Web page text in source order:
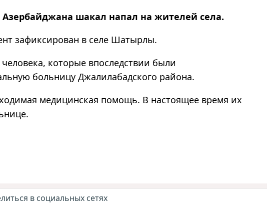
шакал напал на жителей села.
зафиксирован в селе Шатырлы.
которые впоследствии были
больницу Джалилабадского района.
медицинская помощь. В настоящее время их
в социальных сетях